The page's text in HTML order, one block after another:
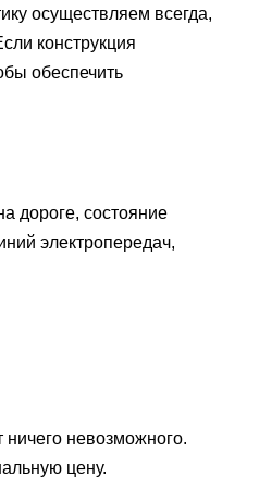
осуществляем всегда,
конструкция
обеспечить
дороге, состояние
электропередач,
невозможного.
цену.